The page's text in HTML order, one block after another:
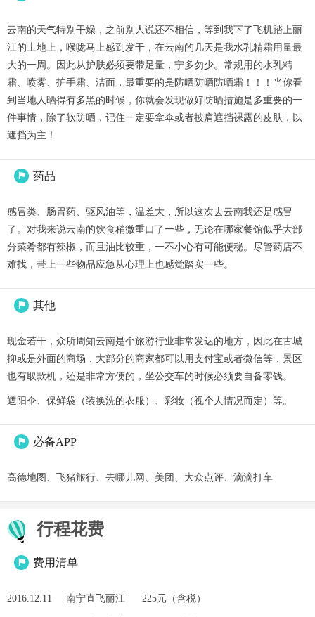
云南的天气特别干燥，之前别人说还不相信，等到我下了飞机踏上丽
江的土地上，喉咙马上感到发干，在云南的几天是我水乳精霜用量最
大的一周。因此从护肤必须要带足量，宁多勿少。常规用的水乳精
霜、喷雾、护手霜、洁面，最重要的是防晒防晒防晒霜！！！当你看
到当地人晒得有多黑的时候，你就会发现做好防晒措施是多重要的一
件事情，除了软防晒，记住一定要拿伞或者披肩遮挡裸露的皮肤，以
遮挡为主！
 药品
感冒类、肠胃药、驱风油等，温差大，所以这次去云南我还是感冒
了。对我来说云南的饮食稍微重口了一些，无论在哪家餐馆似乎大部
分菜肴都有辣椒，而且油比较重，一不小心有可能便秘。尽管药店不
难找，带上一些物品应急从心理上也感觉踏实一些。
 其他
现金若干，众所周知云南是个旅游行业非常发达的地方，因此在古城
抑或是外面的商场，大部分的商家都可以用支付宝或者微信等，景区
也有取款机，还是非常方便的，坐公交车的时候必须要自备零钱。
遮阳伞、保鲜袋（装换洗的衣服）、彩妆（视个人情况而定）等。
 必备APP
高德地图、飞猪旅行、去哪儿网、美团、大众点评、滴滴打车
行程花费
 费用清单
2016.12.11 南宁直飞丽江 225元（含税）